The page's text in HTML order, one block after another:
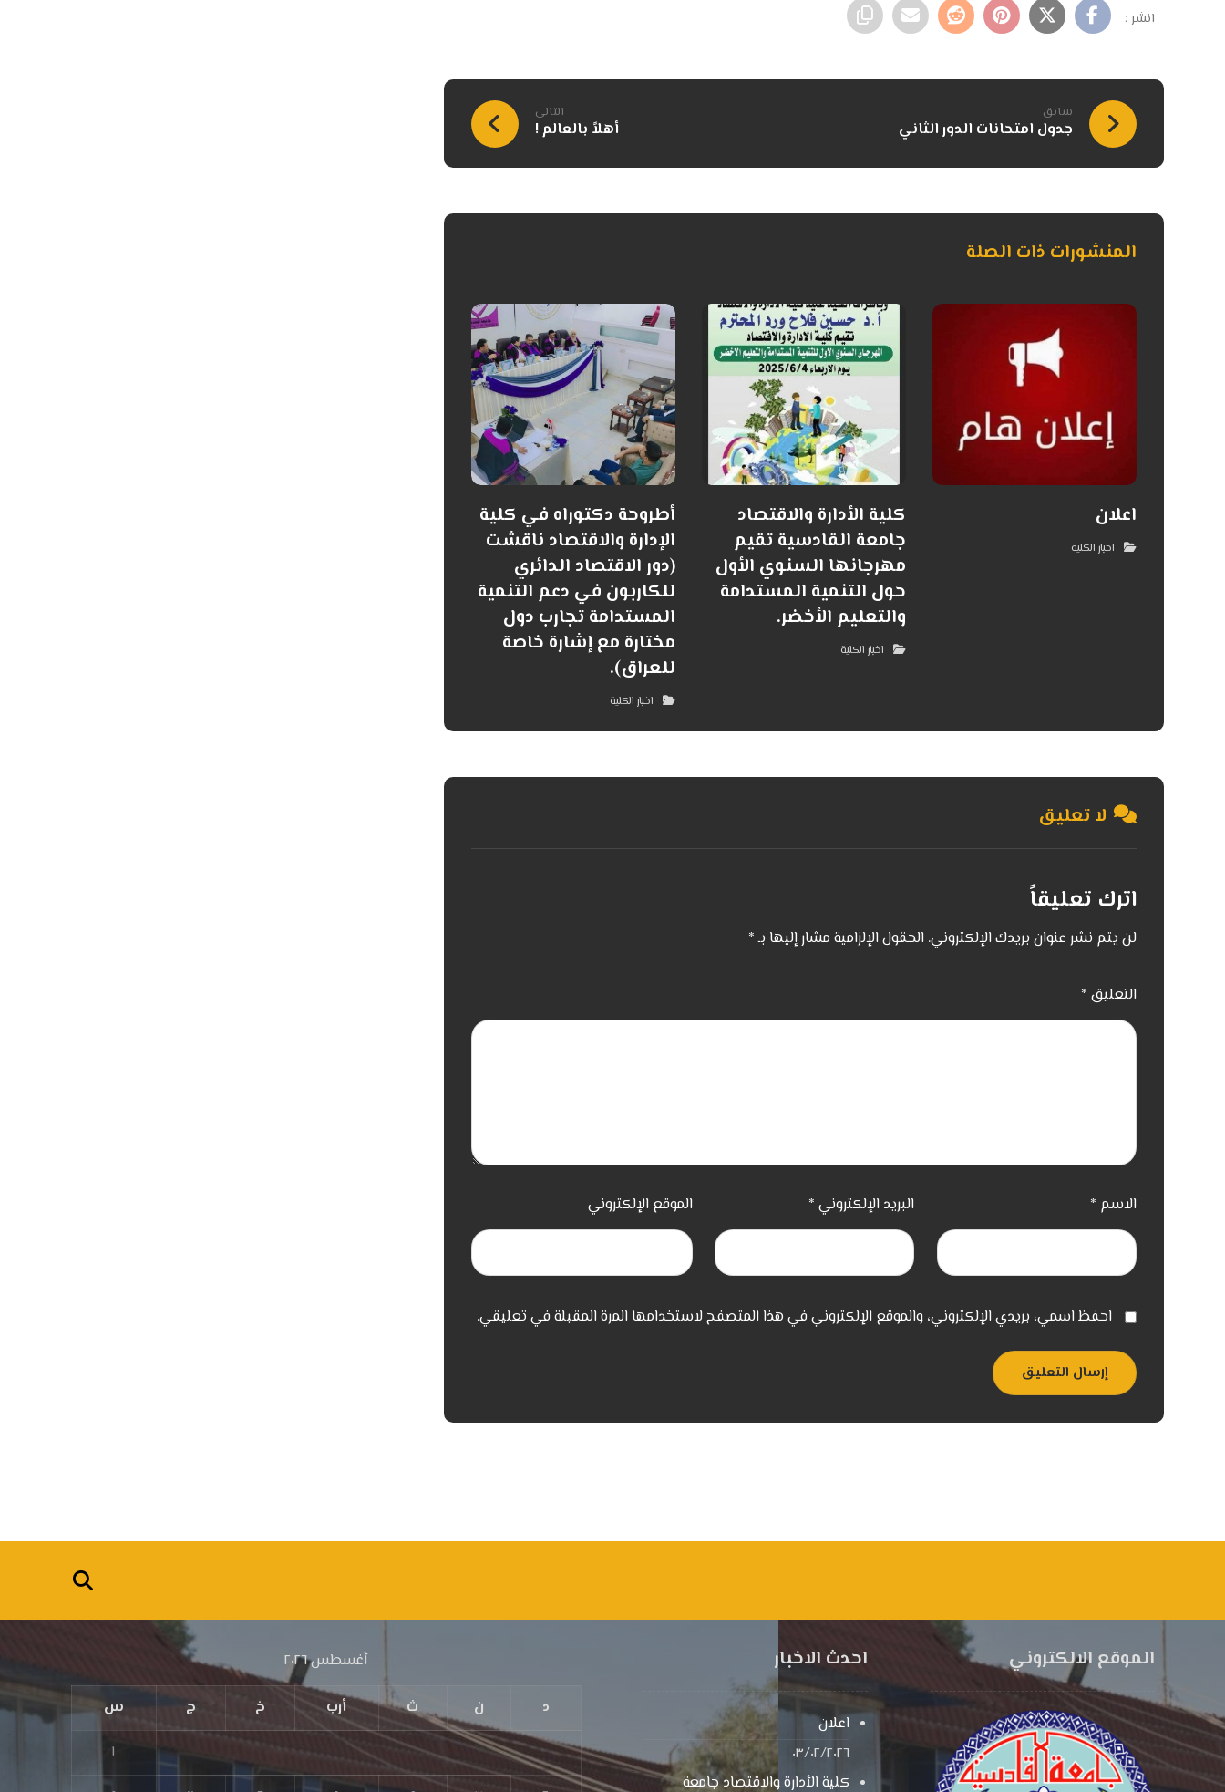
سابق
جدول امتحانات الدور الثاني
التالي
أهلاً بالعالم !
المنشورات ذات الصلة
اعلان
اخبار الكلية
كلية الأدارة والاقتصاد
جامعة القادسية تقيم
مهرجانها السنوي الأول
حول التنمية المستدامة
والتعليم الأخضر.
اخبار الكلية
أطروحة دكتوراه في كلية
الإدارة والاقتصاد ناقشت
(دور الاقتصاد الدائري
للكاربون في دعم التنمية
المستدامة تجارب دول
مختارة مع إشارة خاصة
للعراق).
اخبار الكلية
لا تعليق
اترك تعليقاً
لن يتم نشر عنوان بريدك الإلكتروني. الحقول الإلزامية مشار إليها بـ*
التعليق *
الاسم * البريد الإلكتروني * الموقع الإلكتروني
احفظ اسمي، بريدي الإلكتروني، والموقع الإلكتروني في هذا المتصفح لاستخدامها المرة المقبلة في تعليقي.
إرسال التعليق
الموقع الالكتروني احدث الاخبار
اعلان
٠٣/٠٢/٢٠٢٦
كلية الأدارة والاقتصاد جامعة
أغسطس ٢٠٢٦
د ن ث أرب خ ج
س
١